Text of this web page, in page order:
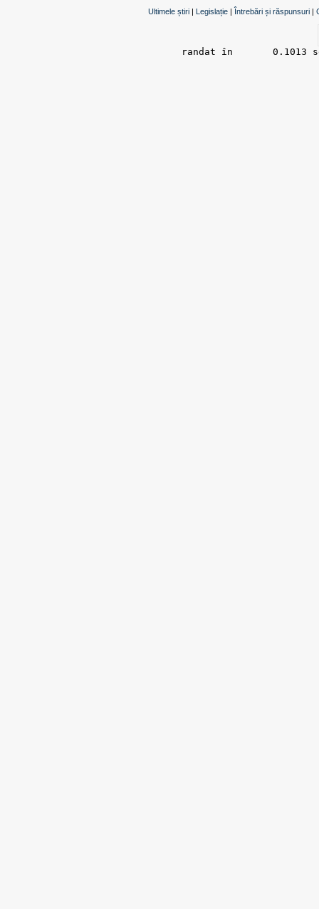
Ultimele știri | Legislație | Întrebări și răspunsuri |
randat în